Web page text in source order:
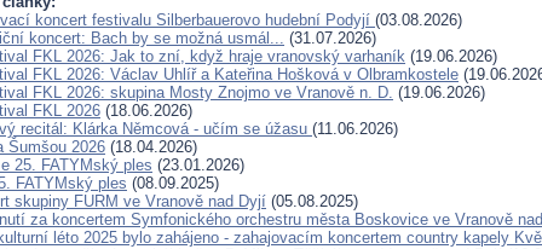
koncert festivalu Silberbauerovo hudební Podyjí (03.08.2026)
koncert: Bach by se možná usmál... (31.07.2026)
FKL 2026: Jak to zní, když hraje vranovský varhaník (19.06.2026)
FKL 2026: Václav Uhlíř a Kateřina Hošková v Olbramkostele
FKL 2026: skupina Mosty Znojmo ve Vranově n. D. (19.06.2026)
FKL 2026 (18.06.2026)
recitál: Klárka Němcová - učím se úžasu (11.06.2026)
Šumšou 2026 (18.04.2026)
25. FATYMský ples (23.01.2026)
FATYMský ples (08.09.2025)
skupiny FURM ve Vranově nad Dyjí (05.08.2025)
za koncertem Symfonického orchestru města Boskovice ve Vranově
léto 2025 bylo zahájeno - zahajovacím koncertem country kapely